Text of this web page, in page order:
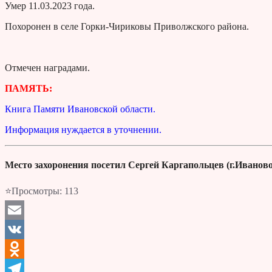
Умер 11.03.2023 года.
Похоронен в селе Горки-Чириковы Приволжского района.
Отмечен наградами.
ПАМЯТЬ:
Книга Памяти Ивановской области.
Информация нуждается в уточнении.
Место захоронения посетил Сергей Каргапольцев
⭐Просмотры: 113
Email
VK
Odnoklassniki